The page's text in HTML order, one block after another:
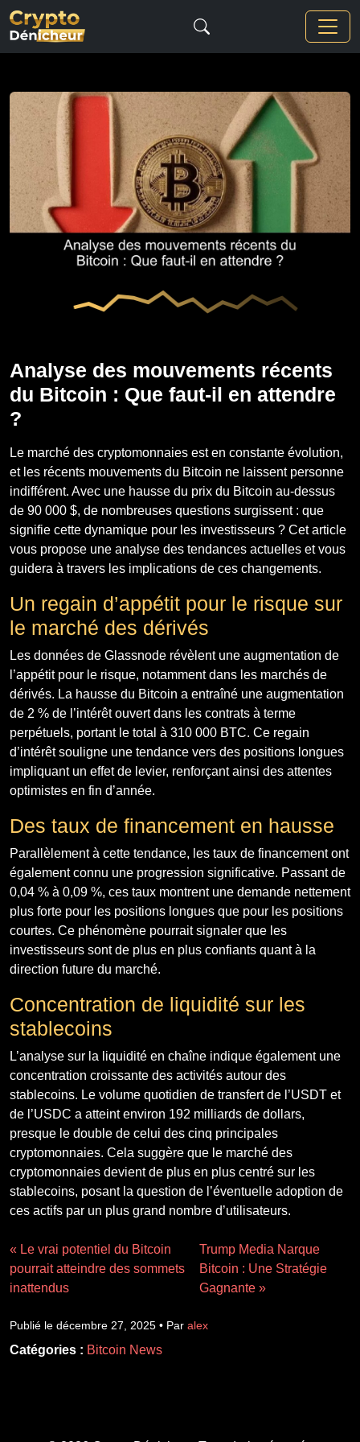
Analyse des mouvements récents
du Bitcoin : Que faut-il en attendre
?
Le marché des cryptomonnaies est en constante évolution,
et les récents mouvements du Bitcoin ne laissent personne
indifférent. Avec une hausse du prix du Bitcoin au-dessus
de 90 000 $, de nombreuses questions surgissent : que
signifie cette dynamique pour les investisseurs ? Cet article
vous propose une analyse des tendances actuelles et vous
guidera à travers les implications de ces changements.
Un regain d’appétit pour le risque sur
le marché des dérivés
Les données de Glassnode révèlent une augmentation de
l’appétit pour le risque, notamment dans les marchés de
dérivés. La hausse du Bitcoin a entraîné une augmentation
de 2 % de l’intérêt ouvert dans les contrats à terme
perpétuels, portant le total à 310 000 BTC. Ce regain
d’intérêt souligne une tendance vers des positions longues
impliquant un effet de levier, renforçant ainsi des attentes
optimistes en fin d’année.
Des taux de financement en hausse
Parallèlement à cette tendance, les taux de financement ont
également connu une progression significative. Passant de
0,04 % à 0,09 %, ces taux montrent une demande nettement
plus forte pour les positions longues que pour les positions
courtes. Ce phénomène pourrait signaler que les
investisseurs sont de plus en plus confiants quant à la
direction future du marché.
Concentration de liquidité sur les
stablecoins
L’analyse sur la liquidité en chaîne indique également une
concentration croissante des activités autour des
stablecoins. Le volume quotidien de transfert de l’USDT et
de l’USDC a atteint environ 192 milliards de dollars,
presque le double de celui des cinq principales
cryptomonnaies. Cela suggère que le marché des
cryptomonnaies devient de plus en plus centré sur les
stablecoins, posant la question de l’éventuelle adoption de
ces actifs par un plus grand nombre d’utilisateurs.
« Le vrai potentiel du Bitcoin
pourrait atteindre des sommets
inattendus
Trump Media Narque
Bitcoin : Une Stratégie
Gagnante »
Publié le décembre 27, 2025 • Par alex
Catégories : Bitcoin News